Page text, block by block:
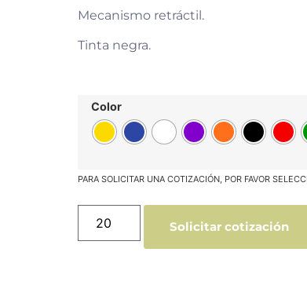
Mecanismo retráctil.
Tinta negra.
Color
Solicitar cotización